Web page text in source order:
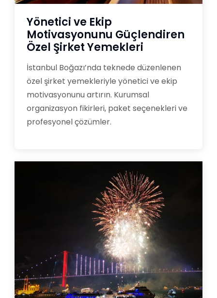
Yönetici ve Ekip
Motivasyonunu Güçlendiren
Özel Şirket Yemekleri
İstanbul Boğazı’nda teknede düzenlenen
özel şirket yemekleriyle yönetici ve ekip
motivasyonunu artırın. Kurumsal
organizasyon fikirleri, paket seçenekleri ve
profesyonel çözümler.